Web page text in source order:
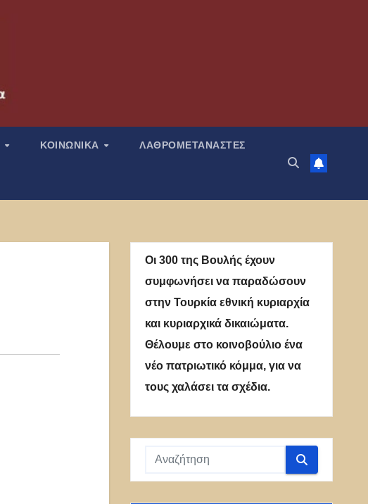
ΚΟΙΝΩΝΙΚΑ ΛΑΘΡΟΜΕΤΑΝΑΣΤΕΣ
Οι 300 της Βουλής έχουν
συμφωνήσει να παραδώσουν
στην Τουρκία εθνική κυριαρχία
και κυριαρχικά δικαιώματα.
Θέλουμε στο κοινοβούλιο ένα
νέο πατριωτικό κόμμα, για να
τους χαλάσει τα σχέδια.